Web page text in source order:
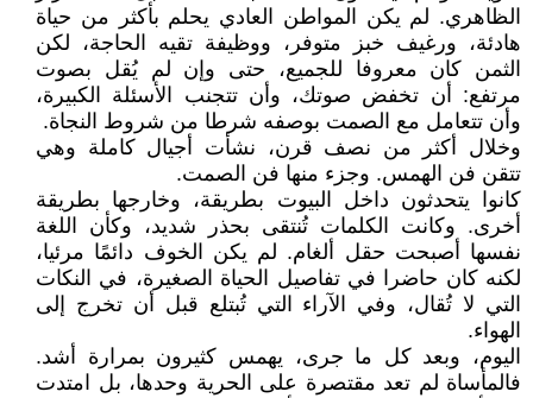
الظاهري. لم يكن المواطن العادي يحلم بأكثر من حياة
هادئة، ورغيف خبز متوفر، ووظيفة تقيه الحاجة، لكن
الثمن كان معروفا للجميع، حتى وإن لم يُقل بصوت
مرتفع: أن تخفض صوتك، وأن تتجنب الأسئلة الكبيرة،
وأن تتعامل مع الصمت بوصفه شرطا من شروط النجاة.
وخلال أكثر من نصف قرن، نشأت أجيال كاملة وهي
تتقن فن الهمس. وجزء منها فن الصمت.
كانوا يتحدثون داخل البيوت بطريقة، وخارجها بطريقة
أخرى. وكانت الكلمات تُنتقى بحذر شديد، وكأن اللغة
نفسها أصبحت حقل ألغام. لم يكن الخوف دائمًا مرئيا،
لكنه كان حاضرا في تفاصيل الحياة الصغيرة، في النكات
التي لا تُقال، وفي الآراء التي تُبتلع قبل أن تخرج إلى
الهواء.
اليوم، وبعد كل ما جرى، يهمس كثيرون بمرارة أشد.
فالمأساة لم تعد مقتصرة على الحرية وحدها، بل امتدت